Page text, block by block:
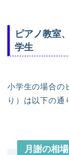
ピアノ教室
学生
小学生の場合の
り）は以下の通
月謝の相場